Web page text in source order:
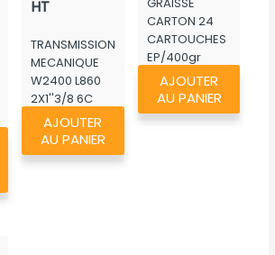
Ce
produit
plusieurs
HT
TRANSMISSION
MECANIQUE
W2400 L860
2X1''3/8 6C
AJOUTER
AU PANIER
CARTON 24
CARTOUCHES
EP/400gr
AJOUTER
AU PANIER